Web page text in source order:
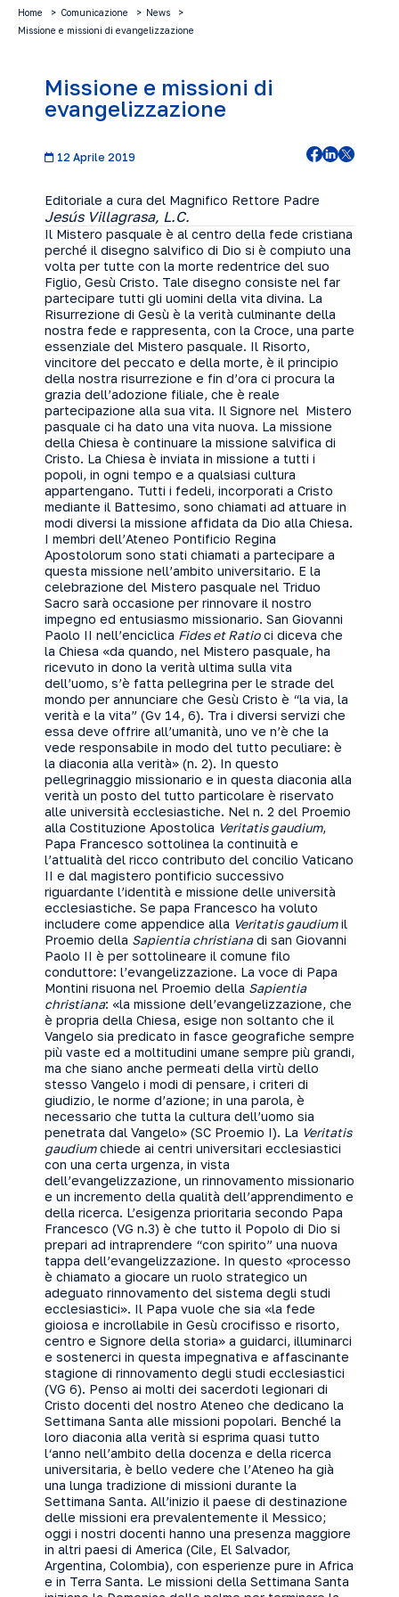
Home Comunicazione
News
Missione e missioni di evangelizzazione
Missione e missioni di
evangelizzazione
12 Aprile 2019
Editoriale a cura del Magnifico Rettore Padre
Jesús Villagrasa, L.C.
Il Mistero pasquale è al centro della fede cristiana
perché il disegno salvifico di Dio si è compiuto una
volta per tutte con la morte redentrice del suo
Figlio, Gesù Cristo. Tale disegno consiste nel far
partecipare tutti gli uomini della vita divina. La
Risurrezione di Gesù è la verità culminante della
nostra fede e rappresenta, con la Croce, una parte
essenziale del Mistero pasquale. Il Risorto,
vincitore del peccato e della morte, è il principio
della nostra risurrezione e fin d’ora ci procura la
grazia dell’adozione filiale, che è reale
partecipazione alla sua vita. Il Signore nel Mistero
pasquale ci ha dato una vita nuova. La missione
della Chiesa è continuare la missione salvifica di
Cristo. La Chiesa è inviata in missione a tutti i
popoli, in ogni tempo e a qualsiasi cultura
appartengano. Tutti i fedeli, incorporati a Cristo
mediante il Battesimo, sono chiamati ad attuare in
modi diversi la missione affidata da Dio alla Chiesa.
I membri dell’Ateneo Pontificio Regina
Apostolorum sono stati chiamati a partecipare a
questa missione nell’ambito universitario. E la
celebrazione del Mistero pasquale nel Triduo
Sacro sarà occasione per rinnovare il nostro
impegno ed entusiasmo missionario. San Giovanni
Paolo II nell’enciclica Fides et Ratioci diceva che
la Chiesa «da quando, nel Mistero pasquale, ha
ricevuto in dono la verità ultima sulla vita
dell’uomo, s’è fatta pellegrina per le strade del
mondo per annunciare che Gesù Cristo è “la via, la
verità e la vita” (Gv 14, 6). Tra i diversi servizi che
essa deve offrire all’umanità, uno ve n’è che la
vede responsabile in modo del tutto peculiare: è
la diaconia alla verità» (n. 2). In questo
pellegrinaggio missionario e in questa diaconia alla
verità un posto del tutto particolare è riservato
alle università ecclesiastiche. Nel n. 2 del Proemio
alla Costituzione Apostolica Veritatis gaudium,
Papa Francesco sottolinea la continuità e
l’attualità del ricco contributo del concilio Vaticano
II e dal magistero pontificio successivo
riguardante l’identità e missione delle università
ecclesiastiche. Se papa Francesco ha voluto
includere come appendice alla Veritatis gaudiumil
Proemio della Sapientia christianadi san Giovanni
Paolo II è per sottolineare il comune filo
conduttore: l’evangelizzazione. La voce di Papa
Montini risuona nel Proemio della Sapientia
christiana: «la missione dell’evangelizzazione, che
è propria della Chiesa, esige non soltanto che il
Vangelo sia predicato in fasce geografiche sempre
più vaste ed a moltitudini umane sempre più grandi,
ma che siano anche permeati della virtù dello
stesso Vangelo i modi di pensare, i criteri di
giudizio, le norme d’azione; in una parola, è
necessario che tutta la cultura dell’uomo sia
penetrata dal Vangelo» (SC Proemio I). La Veritatis
gaudiumchiede ai centri universitari ecclesiastici
con una certa urgenza, in vista
dell’evangelizzazione, un rinnovamento missionario
e un incremento della qualità dell’apprendimento e
della ricerca. L’esigenza prioritaria secondo Papa
Francesco (VG n.3) è che tutto il Popolo di Dio si
prepari ad intraprendere “con spirito” una nuova
tappa dell’evangelizzazione. In questo «processo
è chiamato a giocare un ruolo strategico un
adeguato rinnovamento del sistema degli studi
ecclesiastici». Il Papa vuole che sia «la fede
gioiosa e incrollabile in Gesù crocifisso e risorto,
centro e Signore della storia» a guidarci, illuminarci
e sostenerci in questa impegnativa e affascinante
stagione di rinnovamento degli studi ecclesiastici
(VG 6). Penso ai molti dei sacerdoti legionari di
Cristo docenti del nostro Ateneo che dedicano la
Settimana Santa alle missioni popolari. Benché la
loro diaconia alla verità si esprima quasi tutto
l‘anno nell’ambito della docenza e della ricerca
universitaria, è bello vedere che l’Ateneo ha già
una lunga tradizione di missioni durante la
Settimana Santa. All’inizio il paese di destinazione
delle missioni era prevalentemente il Messico;
oggi i nostri docenti hanno una presenza maggiore
in altri paesi di America (Cile, El Salvador,
Argentina, Colombia), con esperienze pure in Africa
e in Terra Santa. Le missioni della Settimana Santa